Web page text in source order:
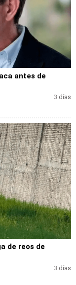
antes de
3 días
de reos de
3 días